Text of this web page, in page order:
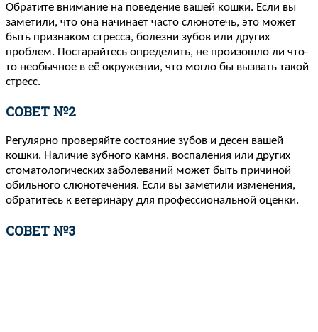
Обратите внимание на поведение вашей кошки. Если вы
заметили, что она начинает часто слюнотечь, это может
быть признаком стресса, болезни зубов или других
проблем. Постарайтесь определить, не произошло ли что-
то необычное в её окружении, что могло бы вызвать такой
стресс.
СОВЕТ №2
Регулярно проверяйте состояние зубов и десен вашей
кошки. Наличие зубного камня, воспаления или других
стоматологических заболеваний может быть причиной
обильного слюнотечения. Если вы заметили изменения,
обратитесь к ветеринару для профессиональной оценки.
СОВЕТ №3